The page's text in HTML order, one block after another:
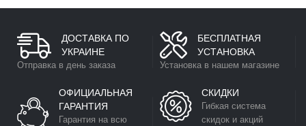
ДОСТАВКА ПО
УКРАИНЕ
Отправка в день заказа
БЕСПЛАТНАЯ
УСТАНОВКА
Установка в нашем магазине
ОФИЦИАЛЬНАЯ
ГАРАНТИЯ
Гарантия на всю
СКИДКИ
Гибкая система
скидок и акций